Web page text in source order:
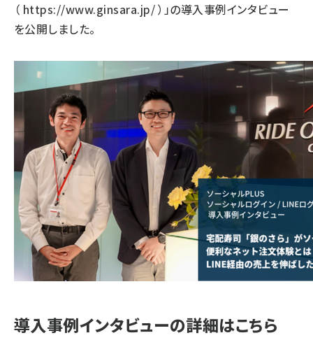
（ https://www.ginsara.jp/）」の導入事例インタビュー
を公開しました。
導入事例インタビューの詳細はこちら